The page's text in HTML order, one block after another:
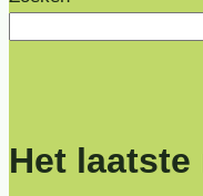
Het laatste